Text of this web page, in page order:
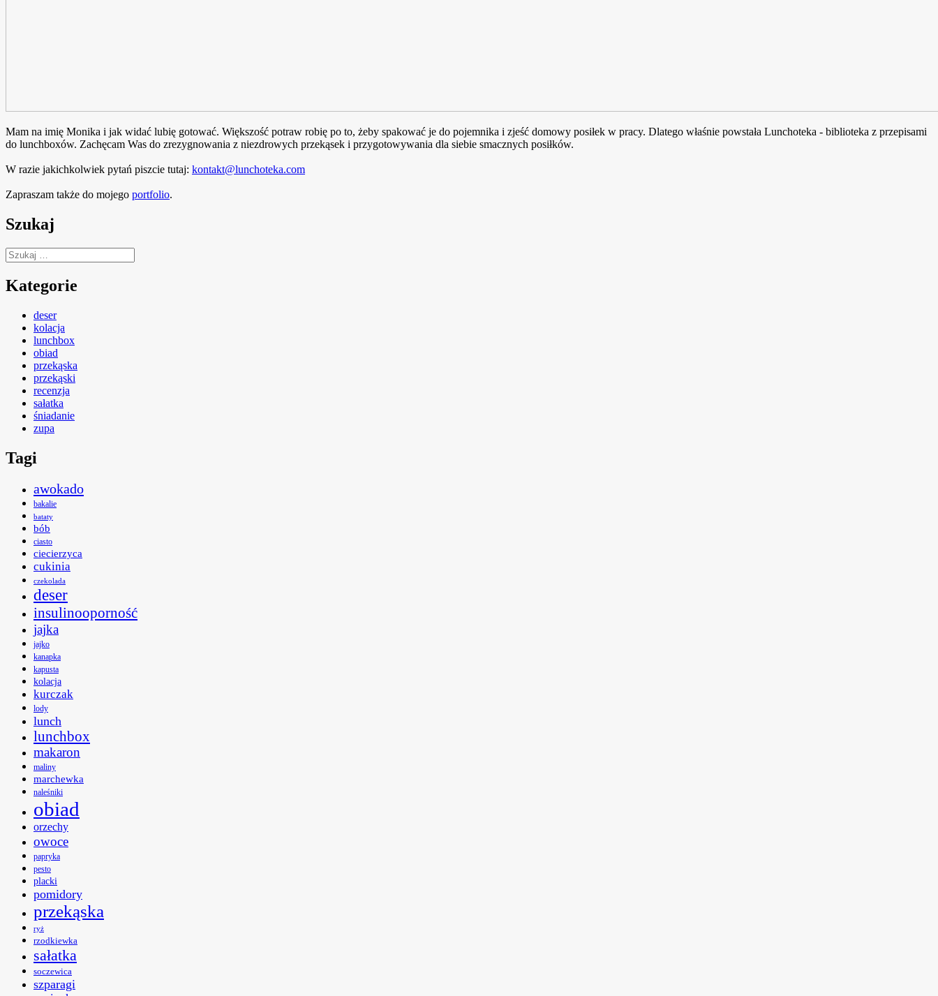
Mam na imię Monika i jak widać lubię gotować. Większość potraw robię po to, żeby spakować je do pojemnika i zjeść domowy posiłek w pracy. Dlatego właśnie powstała Lunchoteka - biblioteka z przepisami
do lunchboxów. Zachęcam Was do zrezygnowania z niezdrowych przekąsek i przygotowywania dla siebie smacznych posiłków.
W razie jakichkolwiek pytań piszcie tutaj: kontakt@lunchoteka.com
Zapraszam także do mojego portfolio.
Szukaj
Szukaj:
Kategorie
deser
kolacja
lunchbox
obiad
przekąska
przekąski
recenzja
sałatka
śniadanie
zupa
Tagi
awokado
bakalie
bataty
bób
ciasto
ciecierzyca
cukinia
czekolada
deser
insulinooporność
jajka
jajko
kanapka
kapusta
kolacja
kurczak
lody
lunch
lunchbox
makaron
maliny
marchewka
naleśniki
obiad
orzechy
owoce
papryka
pesto
placki
pomidory
przekąska
ryż
rzodkiewka
sałatka
soczewica
szparagi